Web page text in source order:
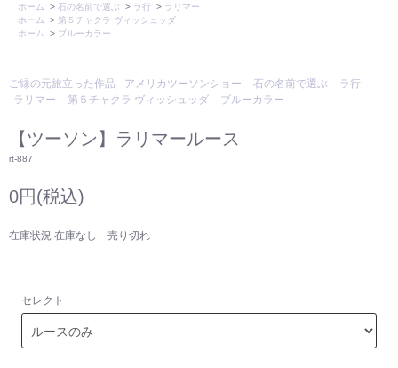
ホーム
> 石の名前で選ぶ > ラ行 > ラリマー
ホーム
> 第５チャクラ ヴィッシュッダ
ホーム
> ブルーカラー
ご縁の元旅立った作品 アメリカツーソンショー 石の名前で選ぶ
ラ行
ラリマー
第５チャクラ ヴィッシュッダ ブルーカラー
【ツーソン】ラリマールース
rt-887
0円(税込)
在庫状況 在庫なし 売り切れ
セレクト